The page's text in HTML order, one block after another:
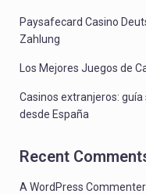
Paysafecard Casino
Zahlung
Los Mejores Juegos de
Casinos extranjeros:
desde España
Recent
A WordPress Commenter